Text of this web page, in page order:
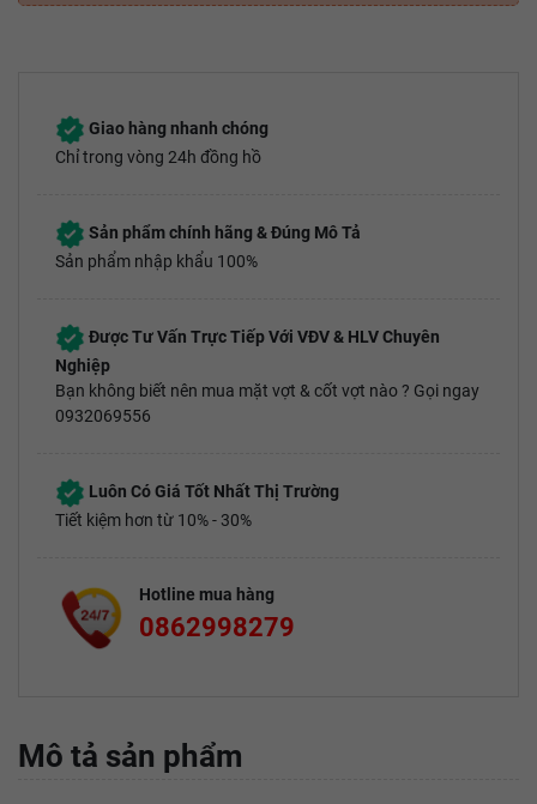
Giao hàng nhanh chóng
Chỉ trong vòng 24h đồng hồ
Sản phẩm chính hãng & Đúng Mô Tả
Sản phẩm nhập khẩu 100%
Được Tư Vấn Trực Tiếp Với VĐV & HLV Chuyên
Nghiệp
Bạn không biết nên mua mặt vợt & cốt vợt nào ? Gọi ngay
0932069556
Luôn Có Giá Tốt Nhất Thị Trường
Tiết kiệm hơn từ 10% - 30%
Hotline mua hàng
0862998279
Mô tả sản phẩm